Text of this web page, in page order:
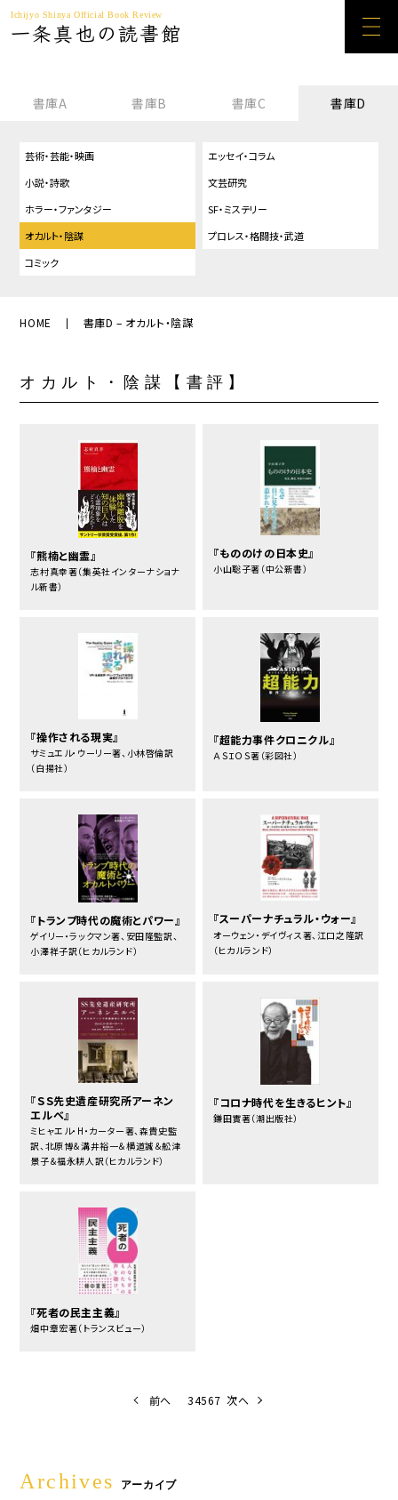
Ichijyo Shinya Official Book Review
一条真也の読書館
書庫A 書庫B 書庫C 書庫D
芸術・芸能・映画
エッセイ・コラム
小説・詩歌
文芸研究
ホラー・ファンタジー
SF・ミステリー
オカルト・陰謀
プロレス・格闘技・武道
コミック
HOME 書庫D – オカルト・陰謀
オカルト・陰謀【書評】
『熊楠と幽霊』
志村真幸著（集英社インターナショナ
ル新書）
『もののけの日本史』
小山聡子著（中公新書）
『操作される現実』
サミュエル・ウーリー著、小林啓倫訳
（白揚社）
『超能力事件クロニクル』
ＡＳＩＯＳ著（彩図社）
『トランプ時代の魔術とパワー』
ゲイリー・ラックマン著、安田隆監訳、
小澤祥子訳（ヒカルランド）
『スーパーナチュラル・ウォー』
オーウェン・デイヴィス著、江口之隆訳
（ヒカルランド）
『ＳＳ先史遺産研究所アーネン
エルベ』
ミヒャエル・H・カーター著、森貴史監
訳、北原博＆溝井裕一＆横道誠＆舩津
景子＆福永耕人訳（ヒカルランド）
『コロナ時代を生きるヒント』
鎌田實著（潮出版社）
『死者の民主主義』
畑中章宏著（トランスビュー）
前へ 34567 次へ
Archives アーカイブ